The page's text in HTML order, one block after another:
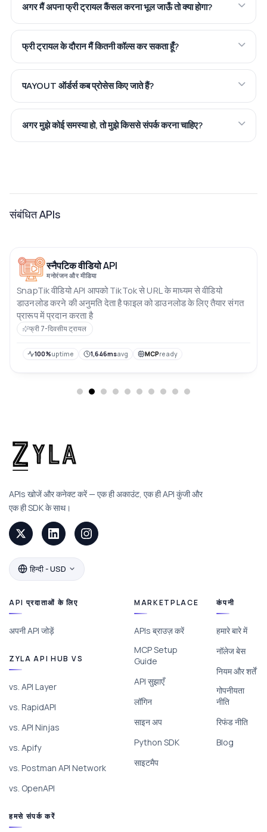
अगर मैं अपना फ्री ट्रायल कैंसल करना भूल जाऊँ तो क्या होगा?
फ्री ट्रायल के दौरान मैं कितनी कॉल्स कर सकता हूँ?
पAYOUT ऑर्डर्स कब प्रोसेस किए जाते हैं?
अगर मुझे कोई समस्या हो, तो मुझे किससे संपर्क करना चाहिए?
संबंधित APIs
स्नैपटिक वीडियो API
मनोरंजन और मीडिया
SnapTik वीडियो API आपको TikTok से URL के माध्यम से वीडियो
डाउनलोड करने की अनुमति देता है फाइल को डाउनलोड के लिए तैयार संगत
प्रारूप में प्रदान करता है
फ्री 7-दिवसीय ट्रायल
100%uptime 1,646msavg MCPready
APIs खोजें और कनेक्ट करें — एक ही अकाउंट, एक ही API कुंजी और
एक ही SDK के साथ।
हिन्दी - USD
API प्रदाताओं के लिए
अपनी API जोड़ें
ZYLA API HUB VS
vs. API Layer
vs. RapidAPI
vs. API Ninjas
vs. Apify
vs. Postman API Network
vs. OpenAPI
MARKETPLACE
APIs ब्राउज़ करें
MCP Setup
Guide
API सुझाएँ
लॉगिन
साइन अप
Python SDK
साइटमैप
कंपनी
हमारे बारे में
नॉलेज बेस
नियम और शर्तें
गोपनीयता
नीति
रिफंड नीति
Blog
हमसे संपर्क करें